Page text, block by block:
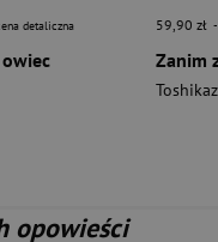
detaliczna 59,90 zł
opowieści